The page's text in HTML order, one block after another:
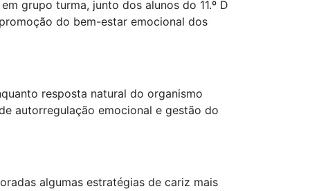
grupo turma, junto dos alunos do 11.º D
do bem-estar emocional dos
resposta natural do organismo
autorregulação emocional e gestão do
algumas estratégias de cariz mais